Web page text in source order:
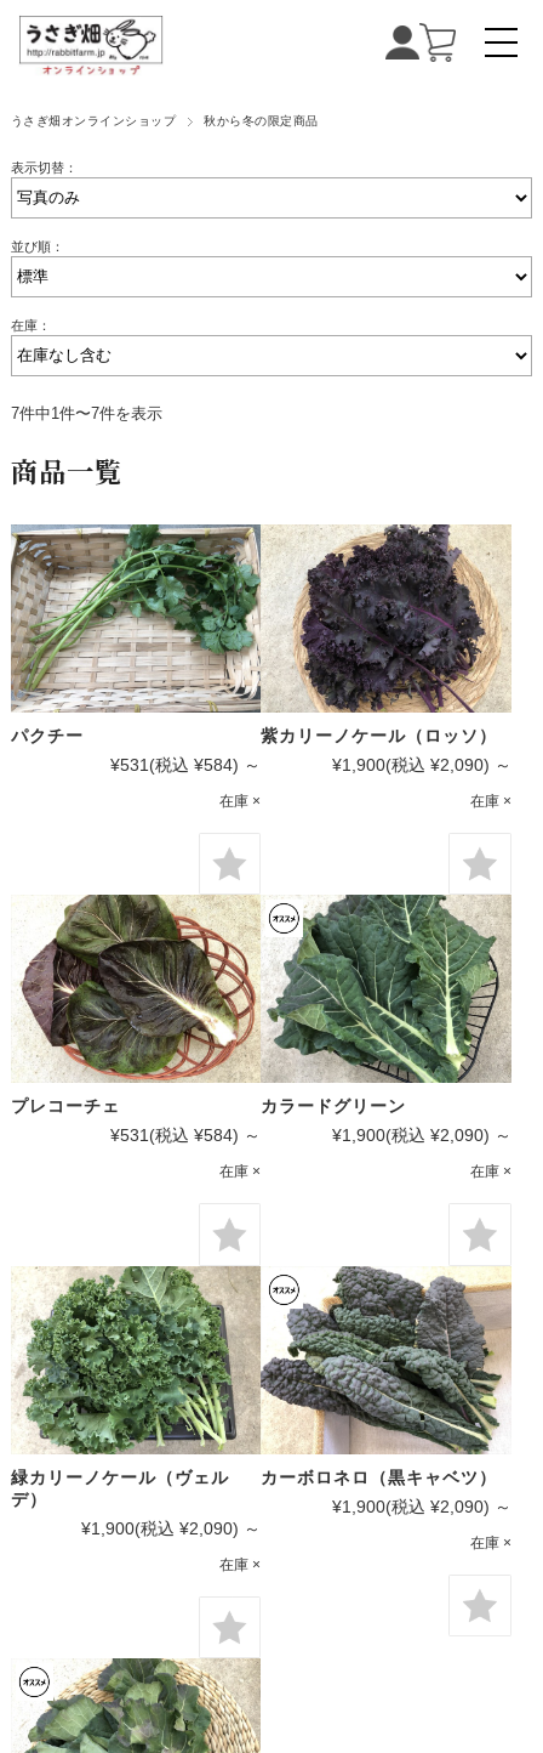
うさぎ畑オンラインショップ 秋から冬の限定商品
表示切替：
並び順：
在庫：
7件中1件〜7件を表示
商品一覧
パクチー
¥531 (税込 ¥584) ～
在庫 ×
紫カリーノケール（ロッソ）
¥1,900(税込 ¥2,090) ～
在庫 ×
プレコーチェ
¥531(税込 ¥584) ～
在庫 ×
カラードグリーン
¥1,900(税込 ¥2,090) ～
在庫 ×
緑カリーノケール（ヴェル
デ）
¥1,900(税込 ¥2,090) ～
在庫 ×
カーボロネロ（黒キャベツ）
¥1,900(税込 ¥2,090) ～
在庫 ×